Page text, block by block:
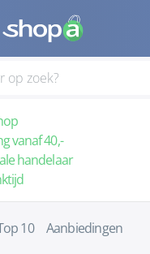
vanaf 40,-
handelaar
10 Aanbiedingen